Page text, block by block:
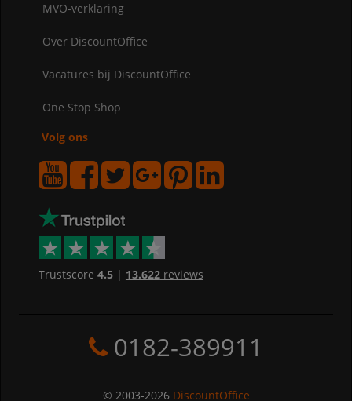
MVO-verklaring
Over DiscountOffice
Vacatures bij DiscountOffice
One Stop Shop
Volg ons
Trustscore 4.5| 13.622reviews
0182-389911
© 2003-2026 DiscountOffice